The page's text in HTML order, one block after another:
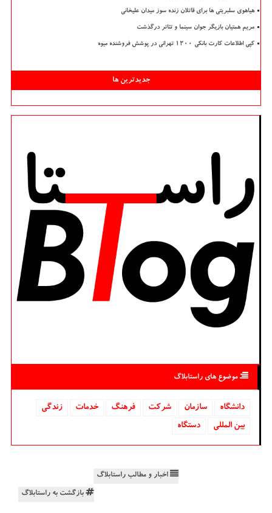
هیاهوی سلبریتی ها برای قاتلان زنده سوز میدان علیخانی
مریم همتیان بازیگر جوان سینما و تئاتر درگذشت
کپی اطلاعات کارت بانکی ۱۲۰۰ تهرانی در پوشش فروشنده میوه
جدیدترین ها
موضوع های راستابلاگ
دانشگاه‌ سازمان شركت فرهنگ خدمات
زندگی
بین المللی
دستگاه
اخبار و مطالب راستابلاگ
بازگشت به راستابلاگ